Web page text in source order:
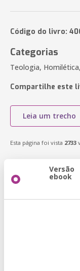
Código do livro:
Categorias
Teologia,
Compartilhe este
Leia um trecho
Esta página foi vista 2733
Versão
ebook